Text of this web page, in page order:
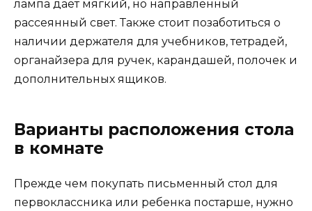
лампа дает мягкий, но направленный
рассеянный свет. Также стоит позаботиться о
наличии держателя для учебников, тетрадей,
органайзера для ручек, карандашей, полочек и
дополнительных ящиков.
Варианты расположения стола
в комнате
Прежде чем покупать письменный стол для
первоклассника или ребенка постарше, нужно